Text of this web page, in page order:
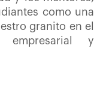
como una
granito en el
empresarial y